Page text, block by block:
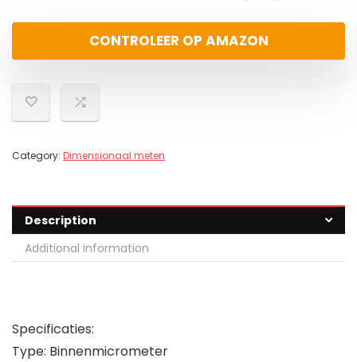
CONTROLEER OP AMAZON
Category: Dimensionaal meten
Description
Additional information
Specificaties:
Type: Binnenmicrometer